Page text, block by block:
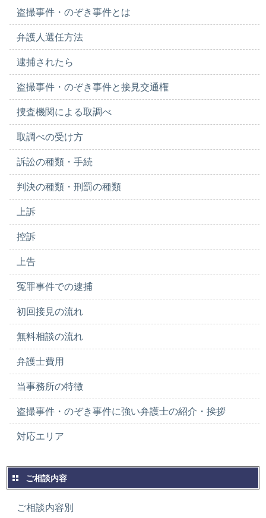
盗撮事件・のぞき事件とは
弁護人選任方法
逮捕されたら
盗撮事件・のぞき事件と接見交通権
捜査機関による取調べ
取調べの受け方
訴訟の種類・手続
判決の種類・刑罰の種類
上訴
控訴
上告
冤罪事件での逮捕
初回接見の流れ
無料相談の流れ
弁護士費用
当事務所の特徴
盗撮事件・のぞき事件に強い弁護士の紹介・挨拶
対応エリア
ご相談内容
ご相談内容別